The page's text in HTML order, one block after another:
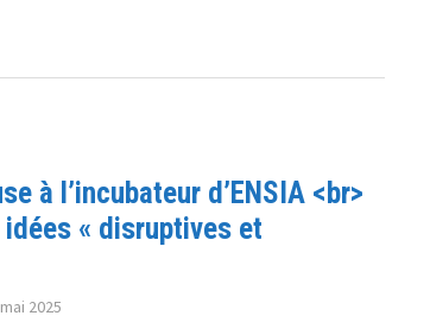
à l’incubateur d’ENSIA <br>
« disruptives et
2025